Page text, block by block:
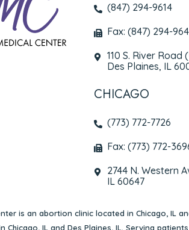
(847) 294-9614
Fax: (847) 294-
110 S. River Road
Des Plaines, IL
CHICAGO
(773) 772-7726
Fax: (773) 772-
2744 N. Western
IL 60647
is an abortion clinic located in Chicago, IL
IL and Des Plaines, IL. Serving